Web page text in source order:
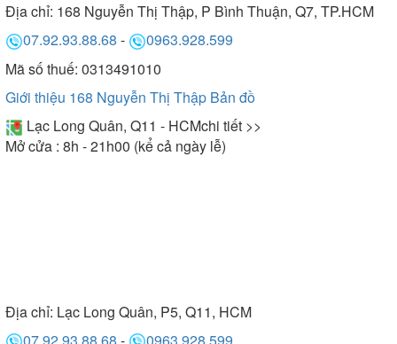
Địa chỉ: 168 Nguyễn Thị Thập, P Bình Thuận, Q7, TP.HCM
07.92.93.88.68 -
0963.928.599
Mã số thuế: 0313491010
Giới thiệu 168 Nguyễn Thị Thập Bản đồ
Lạc Long Quân, Q11 - HCMchi tiết >>
Mở cửa : 8h - 21h00 (kể cả ngày lễ)
Địa chỉ: Lạc Long Quân, P5, Q11, HCM
07.92.93.88.68 - 0963.928.599